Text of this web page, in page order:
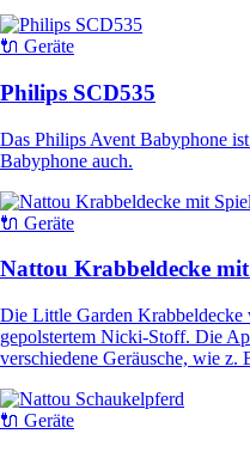
🔌 Geräte
Philips SCD535
Das Philips Avent Babyphone
Babyphone auch.
🔌 Geräte
Nattou Krabbeldecke
Die Little Garden Krabbeldecke
gepolstertem Nicki-Stoff. Die
verschiedene Geräusche, wie z.
🔌 Geräte